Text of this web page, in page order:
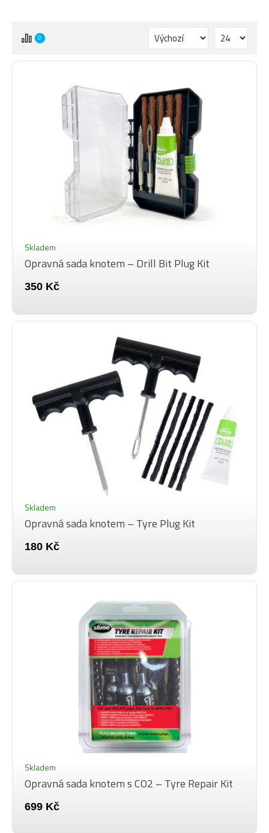
0
Skladem
Opravná sada knotem – Drill Bit Plug Kit
350 Kč
Skladem
Opravná sada knotem – Tyre Plug Kit
180 Kč
Skladem
Opravná sada knotem s CO2 – Tyre Repair Kit
699 Kč